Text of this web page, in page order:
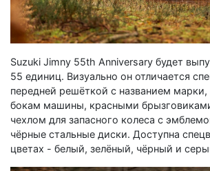
Suzuki Jimny 55th Anniversary будет
55 единиц. Визуально он отличается
передней решёткой с названием
бокам машины, красными
чехлом для запасного колеса с
чёрные стальные диски. Доступна
цветах - белый, зелёный, чёрный и